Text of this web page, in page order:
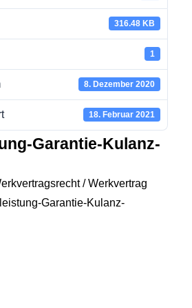
316.48 KB
1
8. Dezember 2020
18. Februar 2021
Garantie-Kulanz-
/ Werkvertrag
Garantie-Kulanz-